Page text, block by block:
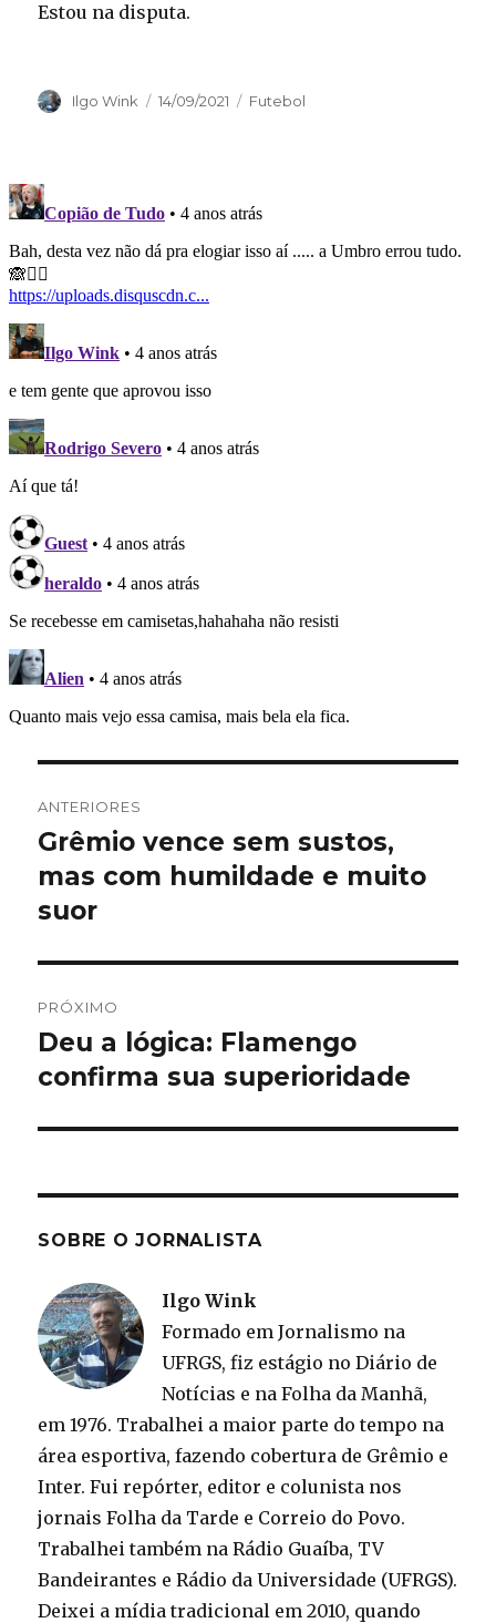
Estou na disputa.
Autor
Ilgo Wink
Publicado
14/09/2021 Categorias
Futebol
de
Post
ANTERIORES
Post
anterior:
Grêmio vence sem sustos,
mas com humildade e muito
suor
PRÓXIMO
Próximo
post:
Deu a lógica: Flamengo
confirma sua superioridade
SOBRE O JORNALISTA
Ilgo Wink
Formado em Jornalismo na
UFRGS, fiz estágio no Diário de
Notícias e na Folha da Manhã,
em 1976. Trabalhei a maior parte do tempo na
área esportiva, fazendo cobertura de Grêmio e
Inter. Fui repórter, editor e colunista nos
jornais Folha da Tarde e Correio do Povo.
Trabalhei também na Rádio Guaíba, TV
Bandeirantes e Rádio da Universidade (UFRGS).
Deixei a mídia tradicional em 2010, quando